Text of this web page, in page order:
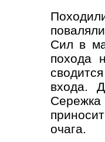
Сил в
похода
входа.
очага.